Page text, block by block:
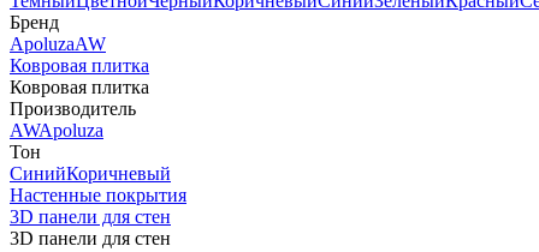
Бренд
ApoluzaAW
Ковровая плитка
Ковровая плитка
Производитель
AWApoluza
Тон
СинийКоричневый
Настенные покрытия
3D панели для стен
3D панели для стен